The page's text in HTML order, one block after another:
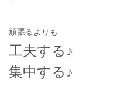
頑張るよりも
工夫する♪
集中する♪